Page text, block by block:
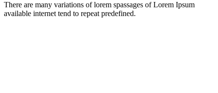
There are many variations of lorem spassages of Lorem Ipsum
available internet tend to repeat predefined.